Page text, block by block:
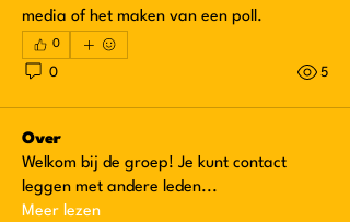
media of het maken van een poll.
0
0 5
Over
Welkom bij de groep! Je kunt contact
leggen met andere leden...
Meer lezen